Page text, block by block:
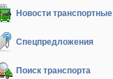
Новости транспортные
Спецпредложения
Поиск транспорта